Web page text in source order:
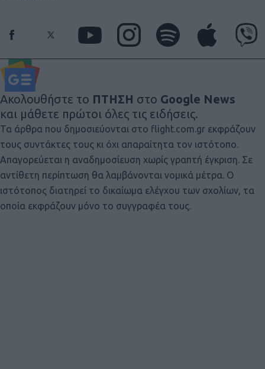
Ακολουθήστε το ΠΤΗΣΗ στο Google News
και μάθετε πρώτοι όλες τις ειδήσεις.
Τα άρθρα που δημοσιεύονται στο flight.com.gr εκφράζουν
τους συντάκτες τους κι όχι απαραίτητα τον ιστότοπο.
Απαγορεύεται η αναδημοσίευση χωρίς γραπτή έγκριση. Σε
αντίθετη περίπτωση θα λαμβάνονται νομικά μέτρα. Ο
ιστότοπος διατηρεί το δικαίωμα ελέγχου των σχολίων, τα
οποία εκφράζουν μόνο το συγγραφέα τους.